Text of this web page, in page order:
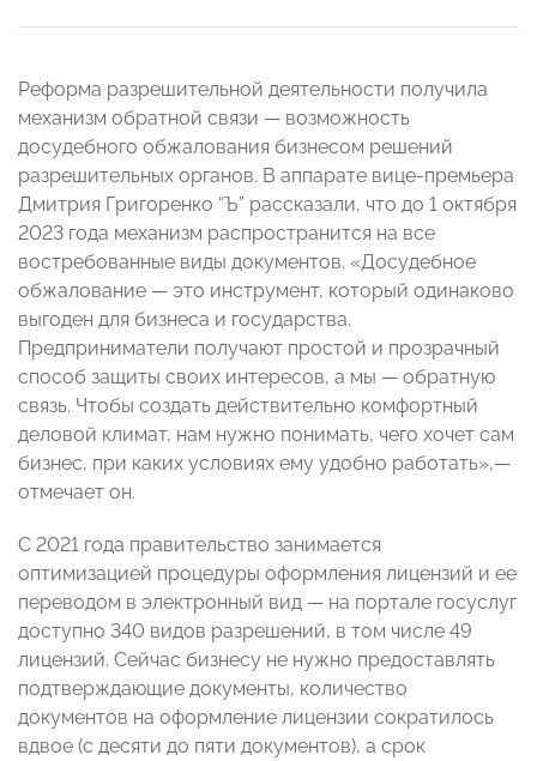
Реформа разрешительной деятельности получила
механизм обратной связи — возможность
досудебного обжалования бизнесом решений
разрешительных органов. В аппарате вице-премьера
Дмитрия Григоренко “Ъ” рассказали, что до 1 октября
2023 года механизм распространится на все
востребованные виды документов. «Досудебное
обжалование — это инструмент, который одинаково
выгоден для бизнеса и государства.
Предприниматели получают простой и прозрачный
способ защиты своих интересов, а мы — обратную
связь. Чтобы создать действительно комфортный
деловой климат, нам нужно понимать, чего хочет сам
бизнес, при каких условиях ему удобно работать»,—
отмечает он.
С 2021 года правительство занимается
оптимизацией процедуры оформления лицензий и ее
переводом в электронный вид — на портале госуслуг
доступно 340 видов разрешений, в том числе 49
лицензий. Сейчас бизнесу не нужно предоставлять
подтверждающие документы, количество
документов на оформление лицензии сократилось
вдвое (с десяти до пяти документов), а срок